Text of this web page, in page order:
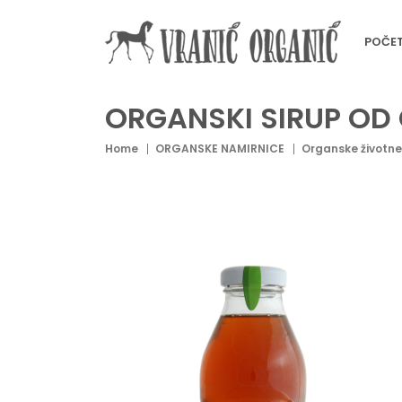
ORGANSKI SIRUP
Home ORGANSKE NAMIRNICE Organske